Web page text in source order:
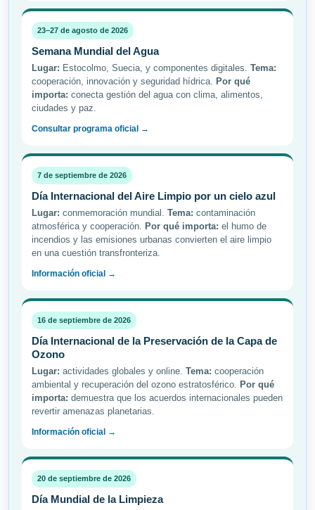
23–27 de agosto de 2026
Semana Mundial del Agua
Lugar: Estocolmo, Suecia, y componentes digitales. Tema:
cooperación, innovación y seguridad hídrica. Por qué
importa: conecta gestión del agua con clima, alimentos,
ciudades y paz.
Consultar programa oficial →
7 de septiembre de 2026
Día Internacional del Aire Limpio por un cielo azul
Lugar: conmemoración mundial. Tema: contaminación
atmosférica y cooperación. Por qué importa: el humo de
incendios y las emisiones urbanas convierten el aire limpio
en una cuestión transfronteriza.
Información oficial →
16 de septiembre de 2026
Día Internacional de la Preservación de la Capa de
Ozono
Lugar: actividades globales y online. Tema: cooperación
ambiental y recuperación del ozono estratosférico. Por qué
importa: demuestra que los acuerdos internacionales pueden
revertir amenazas planetarias.
Información oficial →
20 de septiembre de 2026
Día Mundial de la Limpieza